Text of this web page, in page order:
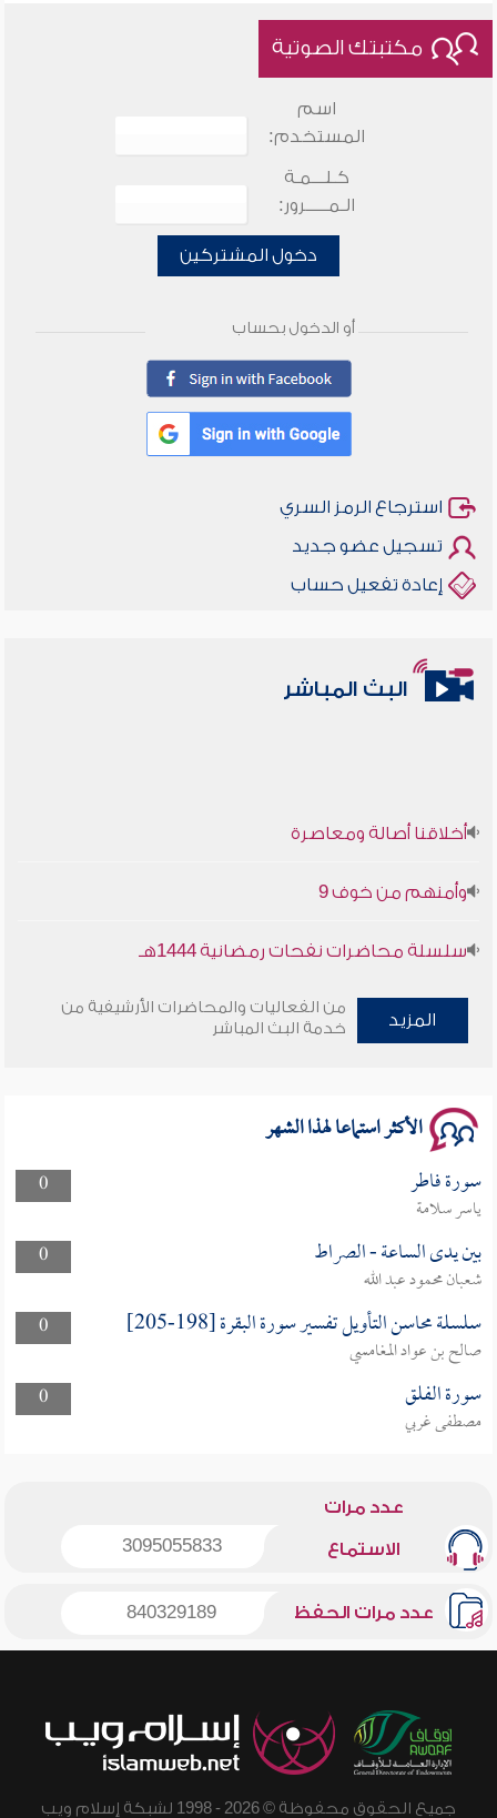
مكتبتك الصوتية
اسم
المستخدم:
كـلـــمـة
الـمـــــرور:
دخول المشتركين
أو الدخول بحساب
استرجاع الرمز السري
تسجيل عضو جديد
إعادة تفعيل حساب
البث المباشر
أخلاقنا أصالة ومعاصرة
سلسلة محاضرات نفحات رمضانية 1444هـ
المزيد
من الفعاليات والمحاضرات الأرشيفية من
خدمة البث المباشر
الأكثر استماعا لهذا الشهر
0 سورة فاطر
ياسر سلامة
0
بين يدى الساعة - الصراط
شعبان محمود عبد الله
0
سلسلة محاسن التأويل تفسير سورة البقرة [198-205]
صالح بن عواد المغامسي
0
سورة الفلق
مصطفى غربي
عدد مرات
الاستماع 3095055833
عدد مرات الحفظ 840329189
جميع الحقوق محفوظة © 2026 - 1998 لشبكة إسلام ويب